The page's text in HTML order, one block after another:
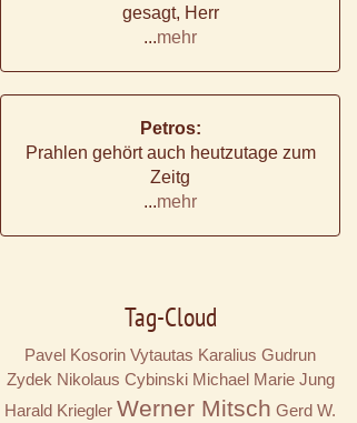
gesagt, Herr
...mehr
Petros:
Prahlen gehört auch heutzutage zum
Zeitg
...mehr
Tag-Cloud
Pavel Kosorin Vytautas Karalius Gudrun
Zydek Nikolaus Cybinski Michael Marie Jung
Harald Kriegler Werner Mitsch Gerd W.